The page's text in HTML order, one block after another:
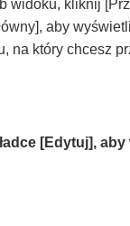
widoku, kliknij
aby
na który chcesz
[Edytuj],